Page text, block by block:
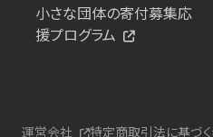
小さな団体の寄付募集応
援プログラム
運営会社 特定商取引法に基づ